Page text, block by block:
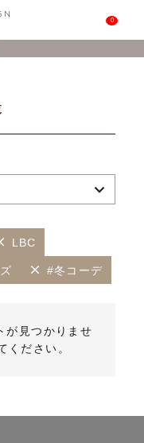
0
LBC
#冬コーデ
が見つかりませ
ください。